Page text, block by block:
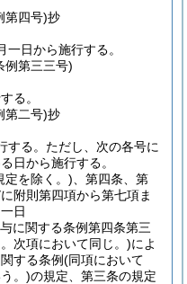
第四号)抄
日から施行する。
例第三三号)
る。
第二号)抄
る。 ただし、次の各号に
日から施行する。
定を除く。) 、第四条、第
附則第四項から第七項ま
日
に関する条例第四条第三
次項において同じ。)によ
する条例(同項において
。)の規定、第三条の規定